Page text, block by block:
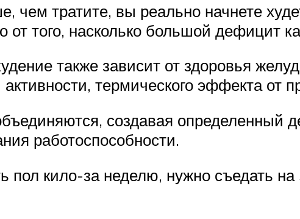
чем тратите, вы реально начнете
того, насколько большой дефицит
также зависит от здоровья
термического эффекта от
создавая определенный
работоспособности.
пол кило-за неделю, нужно съедать